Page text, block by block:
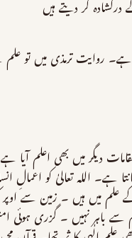
کر دیتے ہیں
ہے۔ روایت ترمذی میں تو
دیگر میں بھی اعلم آیا
جانتا ہے۔ اللہ تعالیٰ
میں ہیں ۔ زمین سے اوپر
باہر نہیں ۔ گزری ہوئی